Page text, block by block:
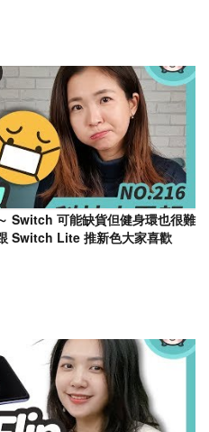
Switch 可能缺貨但健身環也很難
Switch Lite 推新色大家喜歡